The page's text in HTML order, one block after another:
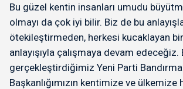
Bu güzel kentin insanları umudu
olmayı da çok iyi bilir. Biz de bu
ötekileştirmeden, herkesi kucaklayan
anlayışıyla çalışmaya devam edeceğiz.
gerçekleştirdiğimiz Yeni Parti
Başkanlığımızın kentimize ve ülkemize